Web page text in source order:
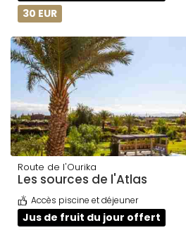
30 EUR
Route de l'Ourika
Les sources de l'Atlas
Accès piscine et déjeuner
Jus de fruit du jour offert